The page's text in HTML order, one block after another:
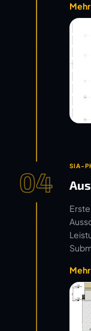
04 SIA-